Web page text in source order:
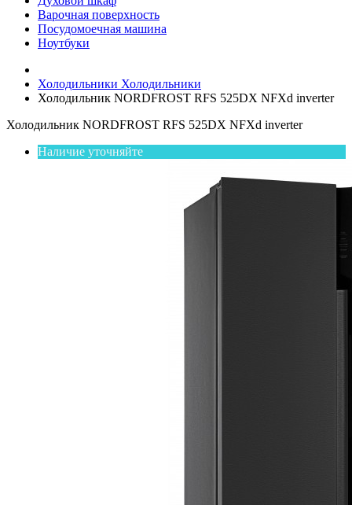
Варочная поверхность
Посудомоечная машина
Ноутбуки
Холодильники Холодильники
Холодильник NORDFROST RFS 525DX NFXd inverter
Холодильник NORDFROST RFS 525DX NFXd inverter
Наличие уточняйте